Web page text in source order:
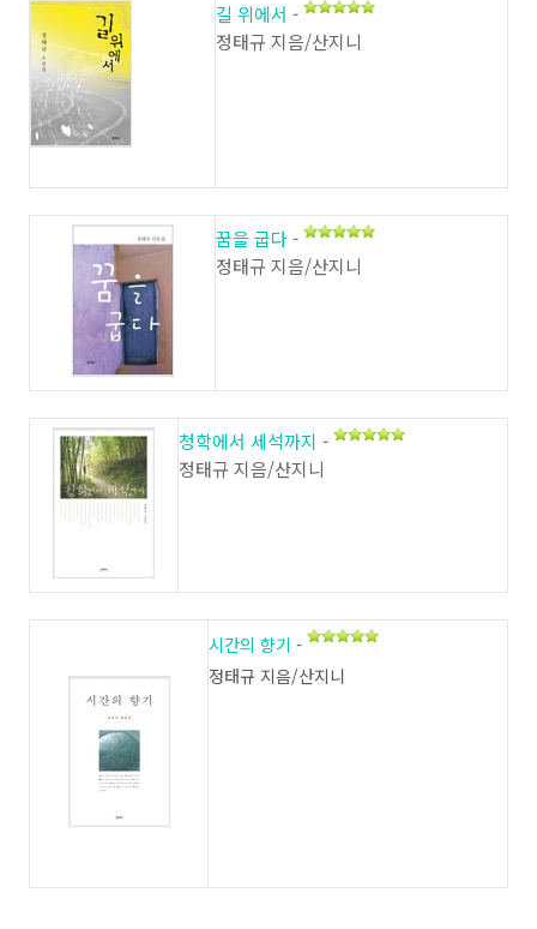
길 위에서 -
정태규 지음/산지니
꿈을 굽다-
정태규 지음/산지니
청학에서 세석까지 -
정태규 지음/산지니
시간의 향기 -
정태규 지음/산지니